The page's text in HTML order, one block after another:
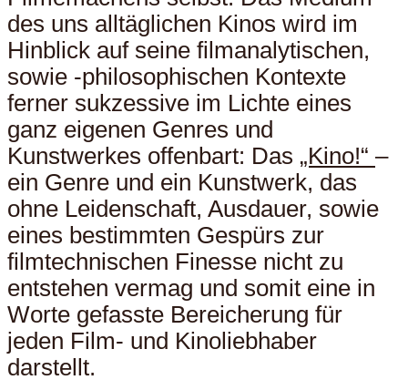
des uns alltäglichen Kinos wird im
Hinblick auf seine filmanalytischen,
sowie -philosophischen Kontexte
ferner sukzessive im Lichte eines
ganz eigenen Genres und
Kunstwerkes offenbart: Das „Kino!“ –
ein Genre und ein Kunstwerk, das
ohne Leidenschaft, Ausdauer, sowie
eines bestimmten Gespürs zur
filmtechnischen Finesse nicht zu
entstehen vermag und somit eine in
Worte gefasste Bereicherung für
jeden Film- und Kinoliebhaber
darstellt.